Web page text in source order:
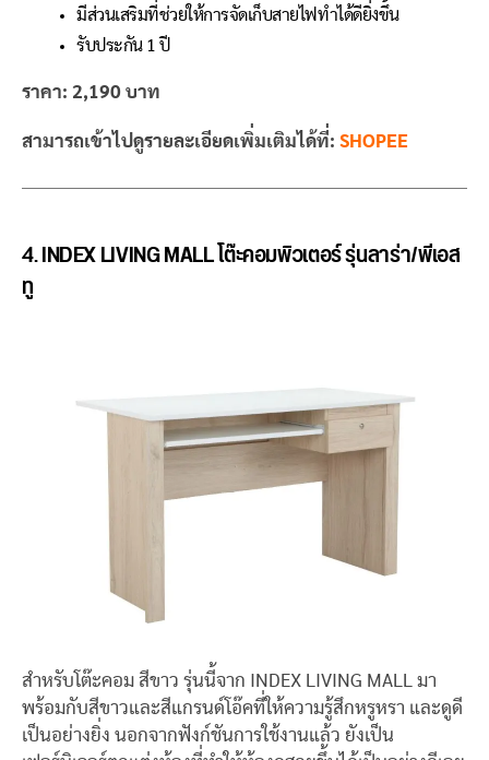
มีส่วนเสริมที่ช่วยให้การจัดเก็บสายไฟทำได้ดียิ่งขึ้น
รับประกัน 1 ปี
ราคา: 2,190 บาท
สามารถเข้าไปดูรายละเอียดเพิ่มเติมได้ที่: SHOPEE
4. INDEX LIVING MALL โต๊ะคอมพิวเตอร์ รุ่นลาร่า/พีเอส
ทู
สำหรับโต๊ะคอม สีขาว รุ่นนี้จาก INDEX LIVING MALL มา
พร้อมกับสีขาวและสีแกรนด์โอ๊คที่ให้ความรู้สึกหรูหรา และดูดี
เป็นอย่างยิ่ง นอกจากฟังก์ชันการใช้งานแล้ว ยังเป็น